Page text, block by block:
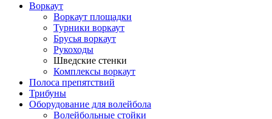
Воркаут
Воркаут площадки
Турники воркаут
Брусья воркаут
Рукоходы
Шведские стенки
Комплексы воркаут
Полоса препятствий
Трибуны
Оборудование для волейбола
Волейбольные стойки